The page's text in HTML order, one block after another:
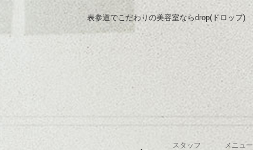
表参道でこだわりの美容室ならdrop(ドロップ)
スタッフ メニュー